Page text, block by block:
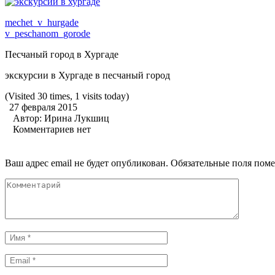
mechet_v_hurgade
v_peschanom_gorode
Песчаный город в Хургаде
экскурсии в Хургаде в песчаный город
(Visited 30 times, 1 visits today)
27 февраля 2015
Автор: Ирина Лукшиц
Комментариев нет
Ваш адрес email не будет опубликован. Обязательные поля
Комментарий
Имя
*
Email
*